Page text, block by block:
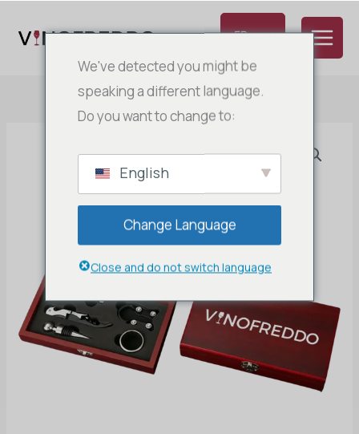
FR
NL
EN
DE
We've detected you might be
speaking a different language.
Do you want to change to:
English
Change Language
Close and do not switch language